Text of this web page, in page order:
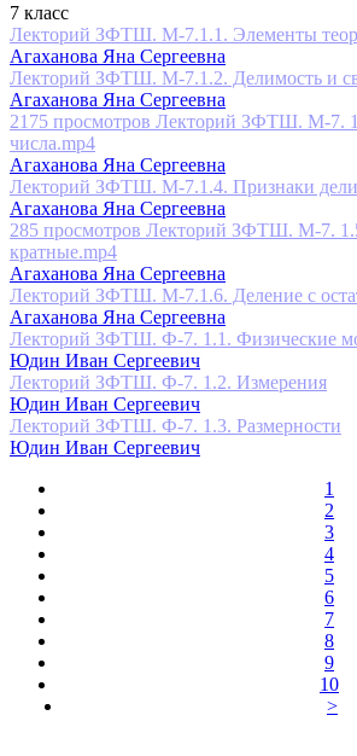
7 класс
Лекторий ЗФТШ. М-7.1.1. Элементы
Агаханова Яна Сергеевна
Лекторий ЗФТШ. М-7.1.2. Делимость и
Агаханова Яна Сергеевна
2175 просмотров Лекторий ЗФТШ. М-7.
числа.mp4
Агаханова Яна Сергеевна
Лекторий ЗФТШ. М-7.1.4. Признаки
Агаханова Яна Сергеевна
285 просмотров Лекторий ЗФТШ. М-7.
кратные.mp4
Агаханова Яна Сергеевна
Лекторий ЗФТШ. М-7.1.6. Деление с
Агаханова Яна Сергеевна
Лекторий ЗФТШ. Ф-7. 1.1. Физические
Юдин Иван Сергеевич
Лекторий ЗФТШ. Ф-7. 1.2. Измерения
Юдин Иван Сергеевич
Лекторий ЗФТШ. Ф-7. 1.3. Размерности
Юдин Иван Сергеевич
1
2
3
4
5
6
7
8
9
10
>